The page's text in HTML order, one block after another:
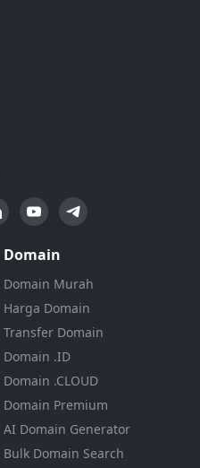
Domain
Domain Murah
Harga Domain
Transfer Domain
Domain .ID
Domain .CLOUD
Domain Premium
AI Domain Generator
Bulk Domain Search